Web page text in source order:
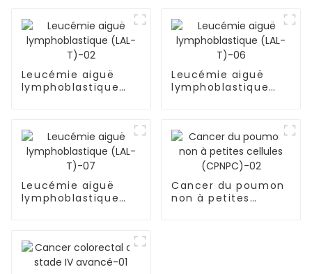
Leucémie aiguë
lymphoblastique
Leucémie aiguë
lymphoblastique
Leucémie aiguë
lymphoblastique
Cancer du poumon
non à petites